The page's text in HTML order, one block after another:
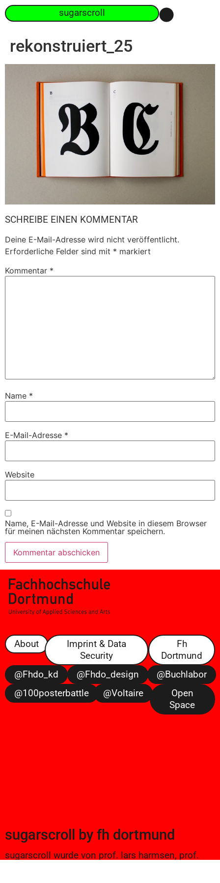
sugarscroll
rekonstruiert_25
SCHREIBE EINEN KOMMENTAR
Deine E-Mail-Adresse wird nicht veröffentlicht.
Erforderliche Felder sind mit * markiert
Kommentar *
Name *
E-Mail-Adresse *
Website
Name, E-Mail-Adresse und Website in diesem Browser
für meinen nächsten Kommentar speichern.
About
Imprint & Data
Security
Fh
Dortmund
@fhdo_kd
@fhdo_design
@buchlabor
@100posterbattle
@voltaire
Open
Space
sugarscroll by fh dortmund
sugarscroll wurde von prof. lars harmsen, prof.